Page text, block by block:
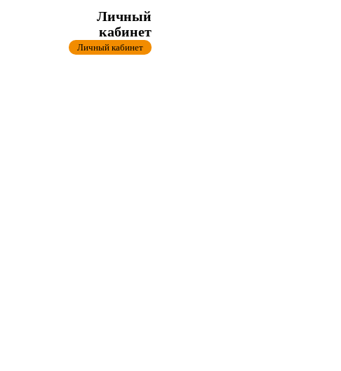
Личный
кабинет
Личный кабинет